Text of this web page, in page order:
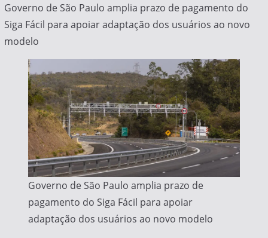
Governo de São Paulo amplia prazo de pagamento do
Siga Fácil para apoiar adaptação dos usuários ao novo
modelo
Governo de São Paulo amplia prazo de
pagamento do Siga Fácil para apoiar
adaptação dos usuários ao novo modelo